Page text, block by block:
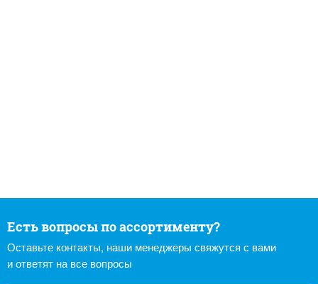
Есть вопросы по ассортименту?
Оставьте контакты, наши менеджеры свяжутся с вами
и ответят на все вопросы